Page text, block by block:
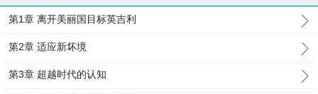
第1章 离开美丽国目标英吉利
第2章 适应新坏境
第3章 超越时代的认知